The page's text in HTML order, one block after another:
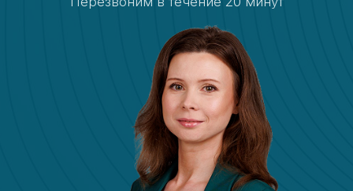
Расходование средств
Подготовка отчетов по субсидиям и грантам
Подготовка к проверкам
Консультации по открытию и ведению